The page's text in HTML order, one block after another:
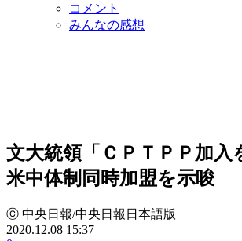
コメント
みんなの感想
文大統領「ＣＰＴＰＰ加
米中体制同時加盟を示唆
ⓒ 中央日報/中央日報日本語版
2020.12.08 15:37